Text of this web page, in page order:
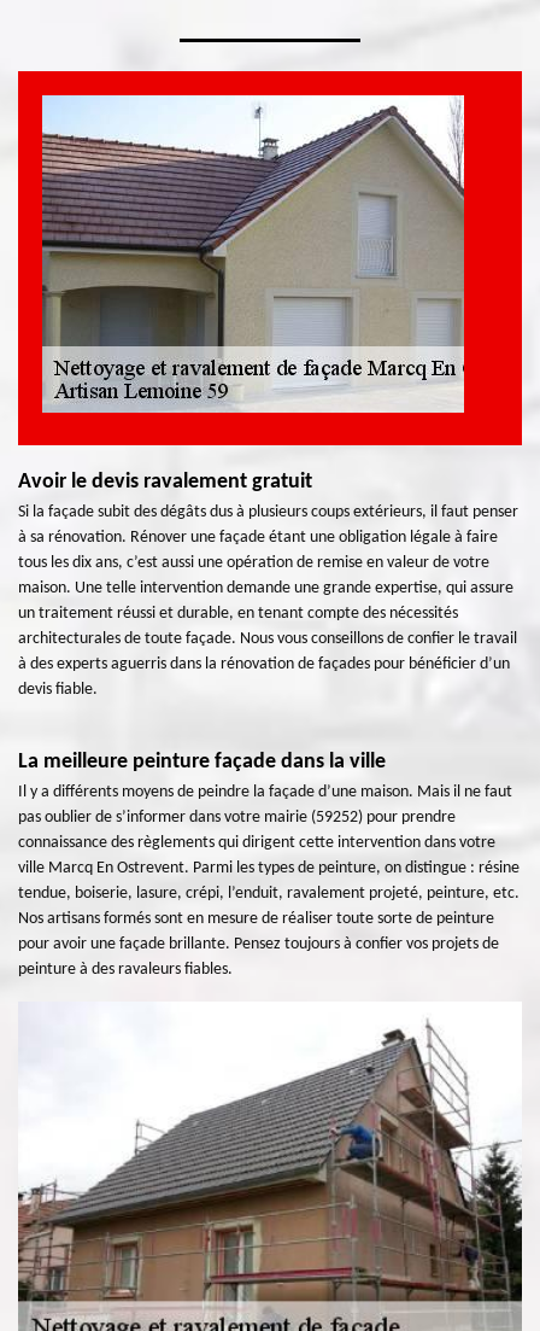
Avoir le devis ravalement gratuit
Si la façade subit des dégâts dus à plusieurs coups extérieurs, il faut penser
à sa rénovation. Rénover une façade étant une obligation légale à faire
tous les dix ans, c’est aussi une opération de remise en valeur de votre
maison. Une telle intervention demande une grande expertise, qui assure
un traitement réussi et durable, en tenant compte des nécessités
architecturales de toute façade. Nous vous conseillons de confier le travail
à des experts aguerris dans la rénovation de façades pour bénéficier d’un
devis fiable.
La meilleure peinture façade dans la ville
Il y a différents moyens de peindre la façade d’une maison. Mais il ne faut
pas oublier de s’informer dans votre mairie (59252) pour prendre
connaissance des règlements qui dirigent cette intervention dans votre
ville Marcq En Ostrevent. Parmi les types de peinture, on distingue : résine
tendue, boiserie, lasure, crépi, l’enduit, ravalement projeté, peinture, etc.
Nos artisans formés sont en mesure de réaliser toute sorte de peinture
pour avoir une façade brillante. Pensez toujours à confier vos projets de
peinture à des ravaleurs fiables.